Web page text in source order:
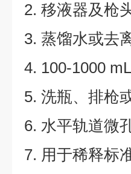
2. 移液器及枪
3. 蒸馏水或去
4. 100-1000
5. 洗瓶、排枪
6. 水平轨道微
7. 用于稀释标